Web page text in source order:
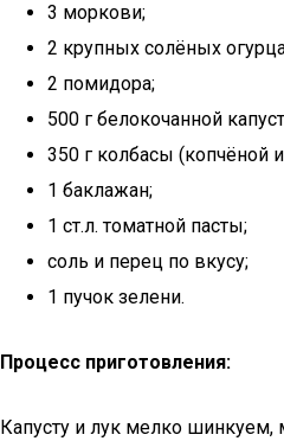
3 моркови;
2 крупных солёных
2 помидора;
500 г белокочанной
350 г колбасы (копчёной
1 баклажан;
1 ст.л. томатной пасты;
соль и перец по вкусу;
1 пучок зелени.
Процесс приготовления:
Капусту и лук мелко